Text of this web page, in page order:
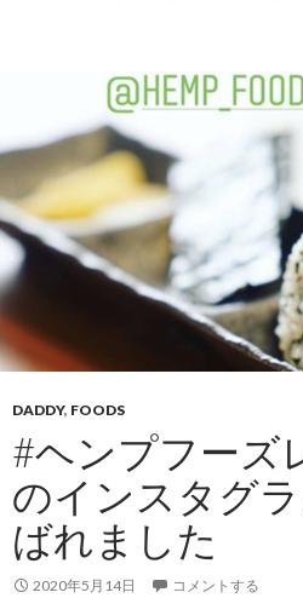
DADDY, FOODS
#ヘンプフー
のインスタグ
ばれました
2020年5月14日 コメントする